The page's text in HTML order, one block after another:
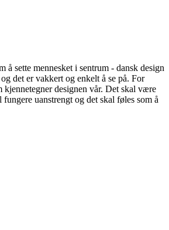
å sette mennesket i sentrum - dansk design
det er vakkert og enkelt å se på. For
kjennetegner designen vår. Det skal være
uanstrengt og det skal føles som å